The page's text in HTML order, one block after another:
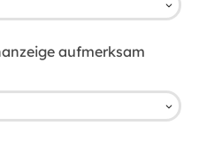
aufmerksam